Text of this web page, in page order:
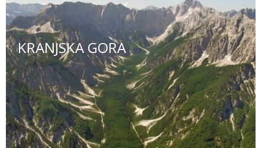
KRANJSKA GORA